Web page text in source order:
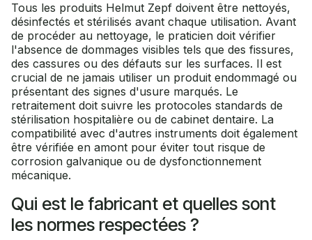
Tous les produits Helmut Zepf doivent être nettoyés,
désinfectés et stérilisés avant chaque utilisation. Avant
de procéder au nettoyage, le praticien doit vérifier
l'absence de dommages visibles tels que des fissures,
des cassures ou des défauts sur les surfaces. Il est
crucial de ne jamais utiliser un produit endommagé ou
présentant des signes d'usure marqués. Le
retraitement doit suivre les protocoles standards de
stérilisation hospitalière ou de cabinet dentaire. La
compatibilité avec d'autres instruments doit également
être vérifiée en amont pour éviter tout risque de
corrosion galvanique ou de dysfonctionnement
mécanique.
Qui est le fabricant et quelles sont
les normes respectées ?